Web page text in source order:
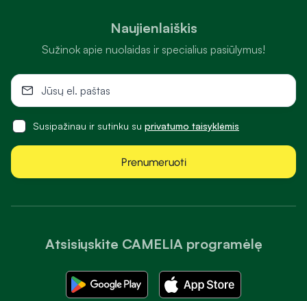
Atsisiųskite CAMELIA programėlę
Naujienlaiškis
Sužinok apie nuolaidas ir specialius pasiūlymus!
Susipažinau ir sutinku su privatumo taisyklėmis
Prenumeruoti